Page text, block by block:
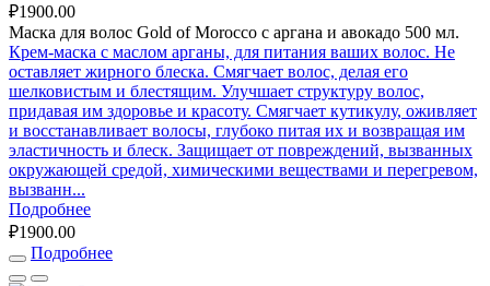
₽1900.00
Маска для волос Gold of Morocco с аргана и авокадо 500 мл.
Крем-маска с маслом арганы, для питания ваших волос. Не
оставляет жирного блеска. Смягчает волос, делая его
шелковистым и блестящим. Улучшает структуру волос,
придавая им здоровье и красоту. Смягчает кутикулу, оживляет
и восстанавливает волосы, глубоко питая их и возвращая им
эластичность и блеск. Защищает от повреждений, вызванных
окружающей средой, химическими веществами и перегревом,
вызванн...
Подробнее
₽1900.00
Подробнее